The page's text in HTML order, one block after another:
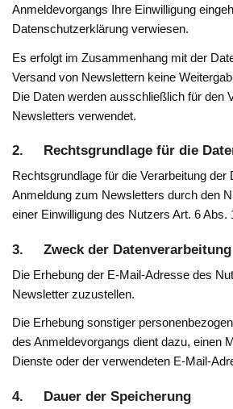
Anmeldevorgangs Ihre Einwilligung
Datenschutzerklärung verwiesen.
Es erfolgt im Zusammenhang mit der
Versand von Newslettern keine
Die Daten werden ausschließlich für den
Newsletters verwendet.
2. Rechtsgrundlage für die
Rechtsgrundlage für die Verarbeitung der
Anmeldung zum Newsletters durch den
einer Einwilligung des Nutzers Art. 6 Abs.
3. Zweck der Datenverarbeitung
Die Erhebung der E-Mail-Adresse des
Newsletter zuzustellen.
Die Erhebung sonstiger
des Anmeldevorgangs dient dazu, einen
Dienste oder der verwendeten E-Mail-
4. Dauer der Speicherung